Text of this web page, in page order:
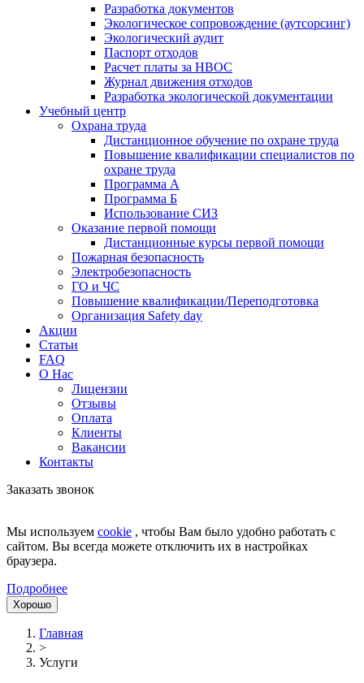
Разработка документов
Экологическое сопровождение (аутсорсинг)
Экологический аудит
Паспорт отходов
Расчет платы за НВОС
Журнал движения отходов
Разработка экологической документации
Учебный центр
Охрана труда
Дистанционное обучение по охране труда
Повышение квалификации специалистов по
охране труда
Программа А
Программа Б
Использование СИЗ
Оказание первой помощи
Дистанционные курсы первой помощи
Пожарная безопасность
Электробезопасность
ГО и ЧС
Повышение квалификации/Переподготовка
Организация Safety day
Акции
Статьи
FAQ
О Нас
Лицензии
Отзывы
Оплата
Клиенты
Вакансии
Контакты
Заказать звонок
Мы используем cookie , чтобы Вам было удобно работать с
сайтом. Вы всегда можете отключить их в настройках
браузера.
Подробнее
Хорошо
Главная
>
Услуги